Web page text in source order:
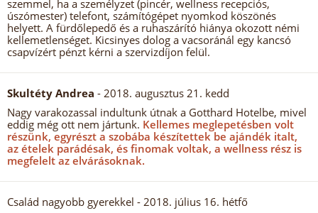
szemmel, ha a személyzet (pincér, wellness recepciós,
úszómester) telefont, számítógépet nyomkod köszönés
helyett. A fürdőlepedő és a ruhaszárító hiánya okozott némi
kellemetlenséget. Kicsinyes dolog a vacsoránál egy kancsó
csapvízért pénzt kérni a szervizdíjon felül.
Skultéty Andrea - 2018. augusztus 21. kedd
Nagy varakozassal indultunk útnak a Gotthard Hotelbe, mivel
eddig még ott nem jártunk. Kellemes meglepetésben volt
részünk, egyrészt a szobába készítettek be ajándék italt,
az ételek parádésak, és finomak voltak, a wellness rész is
megfelelt az elvárásoknak.
Család nagyobb gyerekkel - 2018. július 16. hétfő